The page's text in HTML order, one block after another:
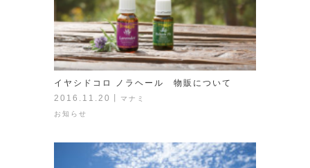
イヤシドコロ ノラヘール 物販について
2016.11.20
マナミ
お知らせ